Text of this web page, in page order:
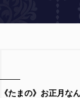
《たまの》お正月な